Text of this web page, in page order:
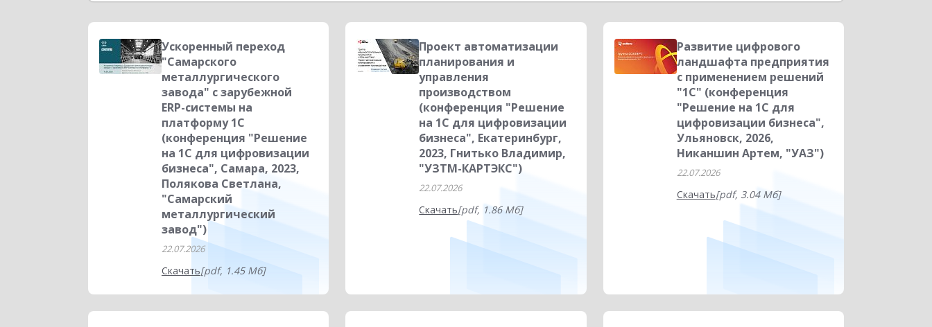
Склад Повышение эффективности бизнеса Платформа 1С:Предприятие 8 Антикризисные решения Управленческая отчетность
Управленческий учет Отчетность Автоматизация бизнеса HORECA Дистанционное обучение
Проектные решения Производство Мебельная промышленность 1С:Документооборот ПРОФ 3.0
Ускоренный переход
"Самарского
металлургического
завода" c зарубежной
ERP-системы на
платформу 1С
(конференция "Решение
на 1С для цифровизации
бизнеса", Самара, 2023,
Полякова Светлана,
"Самарский
металлургический
завод")
22.07.2026
Скачать[pdf, 1.45 Мб]
Проект автоматизации
планирования и
управления
производством
(конференция "Решение
на 1С для цифровизации
бизнеса", Екатеринбург,
2023, Гнитько Владимир,
"УЗТМ-КАРТЭКС")
22.07.2026
Скачать[pdf, 1.86 Мб]
Развитие цифрового
ландшафта предприятия
с применением решений
"1С" (конференция
"Решение на 1С для
цифровизации бизнеса",
Ульяновск, 2026,
Никаншин Артем, "УАЗ")
22.07.2026
Скачать[pdf, 3.04 Мб]